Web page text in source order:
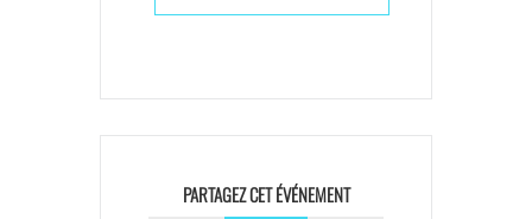
PARTAGEZ CET ÉVÉNEMENT